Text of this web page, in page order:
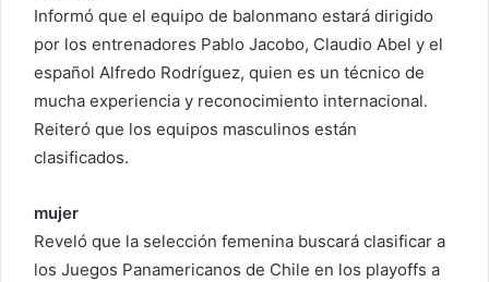
Informó que el equipo de balonmano estará dirigido
por los entrenadores Pablo Jacobo, Claudio Abel y el
español Alfredo Rodríguez, quien es un técnico de
mucha experiencia y reconocimiento internacional.
Reiteró que los equipos masculinos están
clasificados.
mujer
Reveló que la selección femenina buscará clasificar a
los Juegos Panamericanos de Chile en los playoffs a